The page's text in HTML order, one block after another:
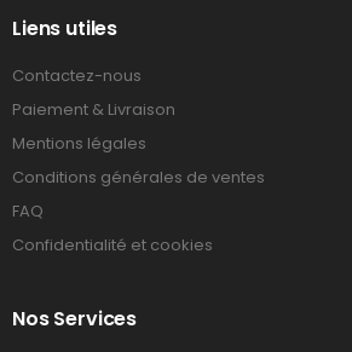
Liens utiles
Contactez-nous
Paiement & Livraison
Mentions légales
Conditions générales de ventes
FAQ
Confidentialité et cookies
Nos Services